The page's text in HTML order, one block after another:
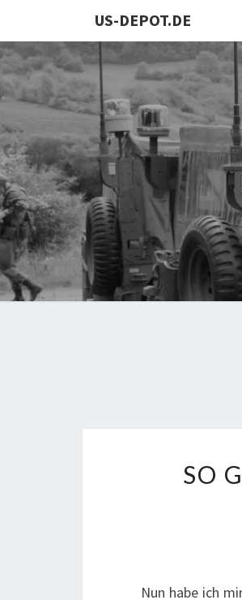
US-DEPOT.DE
SO
Nun habe ich